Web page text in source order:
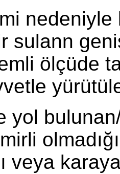
nedeniyle
sulann
ölçüde
yol
veya